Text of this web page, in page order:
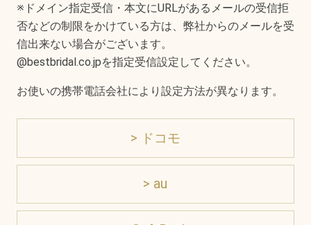
※ドメイン指定受信・本文にURLがあるメールの受信拒
否などの制限をかけている方は、弊社からのメールを受
信出来ない場合がございます。
@bestbridal.co.jpを指定受信設定してください。
お使いの携帯電話会社により設定方法が異なります。
> ドコモ
> au